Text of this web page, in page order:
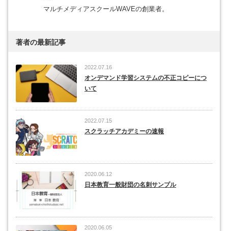
マルチメディアスクールWAVEの創業者。
著者の最新記事
2022.07.16
オンデマンド学習システムの不正コピーにつ
いて
2022.07.15
スクラッチアカデミーの速報
2020.06.12
日本教育一般財団の名刺サンプル
2020.06.05